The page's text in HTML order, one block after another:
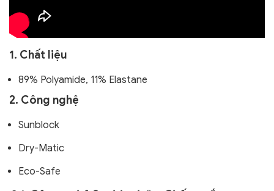
1. Chất liệu
89% Polyamide, 11% Elastane
2. Công nghệ
Sunblock
Dry-Matic
Eco-Safe